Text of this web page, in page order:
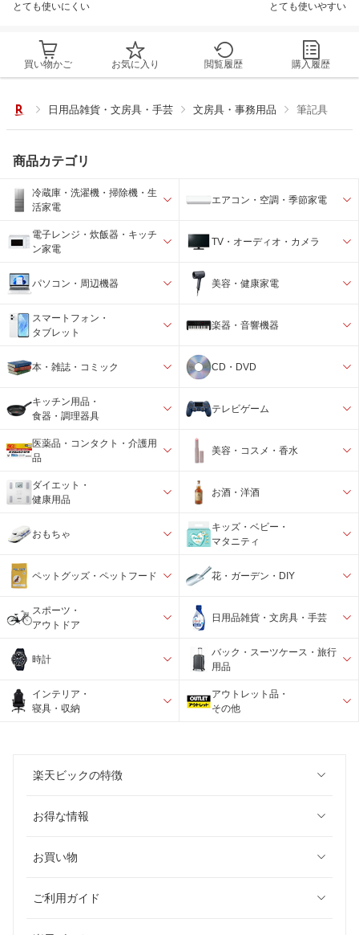
とても使いにくい とても使いやすい
買い物かご お気に入り 閲覧履歴 購入履歴
日用品雑貨・文房具・手芸 文房具・事務用品 筆記具
商品カテゴリ
冷蔵庫・洗濯機・掃除機・生
活家電
エアコン・空調・季節家電
電子レンジ・炊飯器・キッチ
ン家電
TV・オーディオ・カメラ
パソコン・周辺機器 美容・健康家電
スマートフォン・
タブレット
楽器・音響機器
本・雑誌・コミック CD・DVD
キッチン用品・
食器・調理器具
テレビゲーム
医薬品・コンタクト・介護用
品
美容・コスメ・香水
ダイエット・
健康用品
お酒・洋酒
おもちゃ
キッズ・ベビー・
マタニティ
ペットグッズ・ペットフード 花・ガーデン・DIY
スポーツ・
アウトドア
日用品雑貨・文房具・手芸
時計
バック・スーツケース・旅行
用品
インテリア・
寝具・収納
アウトレット品・
その他
楽天ビックの特徴
お得な情報
お買い物
ご利用ガイド